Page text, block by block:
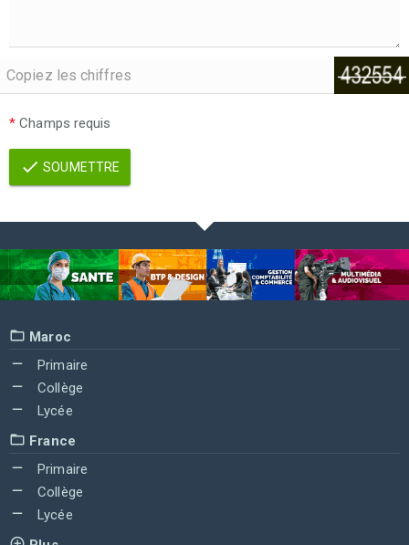
* Champs requis
SOUMETTRE
Maroc
Primaire
Collège
Lycée
France
Primaire
Collège
Lycée